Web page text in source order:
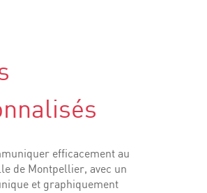
efficacement au
de Montpellier, avec un
et graphiquement